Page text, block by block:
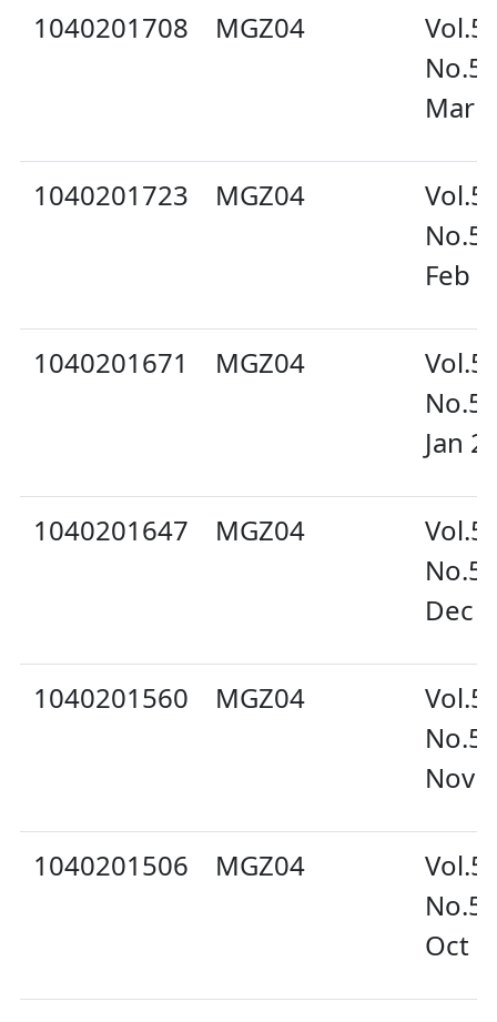
1040201708 MGZ04
Mar
1040201723 MGZ04
Feb
1040201671 MGZ04
Jan
1040201647 MGZ04
Dec
1040201560 MGZ04
Nov
1040201506 MGZ04
Oct